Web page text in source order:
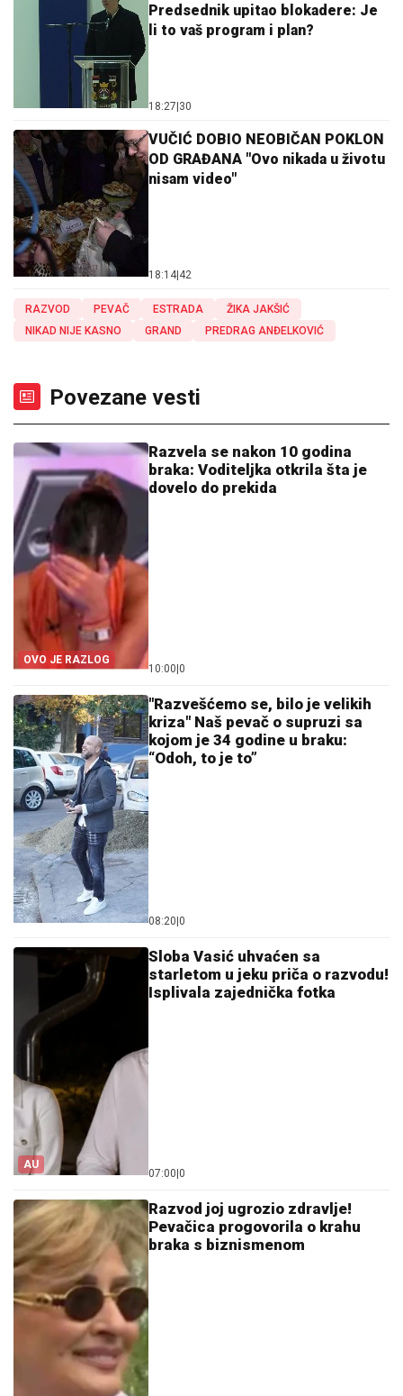
Predsednik upitao blokadere: Je
li to vaš program i plan?
18:27|30
VUČIĆ DOBIO NEOBIČAN POKLON
OD GRAĐANA "Ovo nikada u životu
nisam video"
18:14|42
RAZVOD PEVAČ ESTRADA
ŽIKA JAKŠIĆ
NIKAD NIJE KASNO
GRAND PREDRAG ANĐELKOVIĆ
Povezane vesti
OVO JE RAZLOG
Razvela se nakon 10 godina
braka: Voditeljka otkrila šta je
dovelo do prekida
10:00|0
"Razvešćemo se, bilo je velikih
kriza" Naš pevač o supruzi sa
kojom je 34 godine u braku:
“Odoh, to je to”
08:20|0
AU
Sloba Vasić uhvaćen sa
starletom u jeku priča o razvodu!
Isplivala zajednička fotka
07:00|0
Razvod joj ugrozio zdravlje!
Pevačica progovorila o krahu
braka s biznismenom